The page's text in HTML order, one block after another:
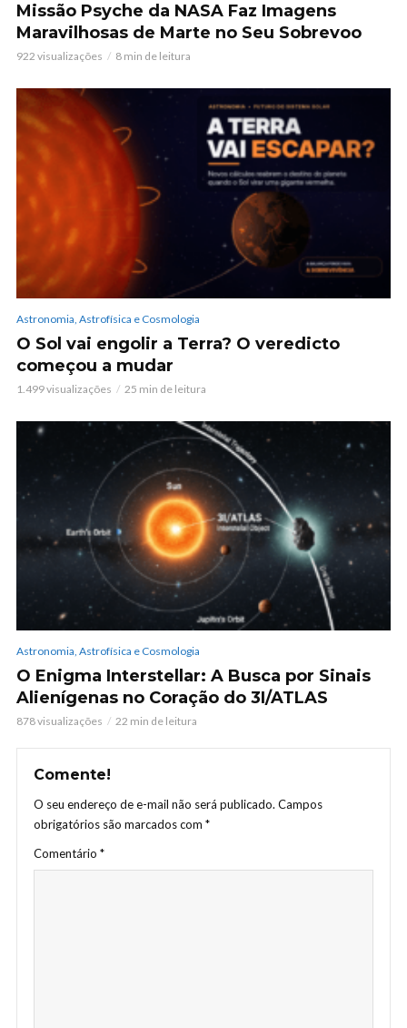
Missão Psyche da NASA Faz Imagens
Maravilhosas de Marte no Seu Sobrevoo
922 visualizações 8 min de leitura
Astronomia, Astrofísica e Cosmologia
O Sol vai engolir a Terra? O veredicto
começou a mudar
1.499 visualizações 25 min de leitura
Astronomia, Astrofísica e Cosmologia
O Enigma Interstellar: A Busca por Sinais
Alienígenas no Coração do 3I/ATLAS
878 visualizações 22 min de leitura
Comente!
O seu endereço de e-mail não será publicado. Campos
obrigatórios são marcados com *
Comentário *